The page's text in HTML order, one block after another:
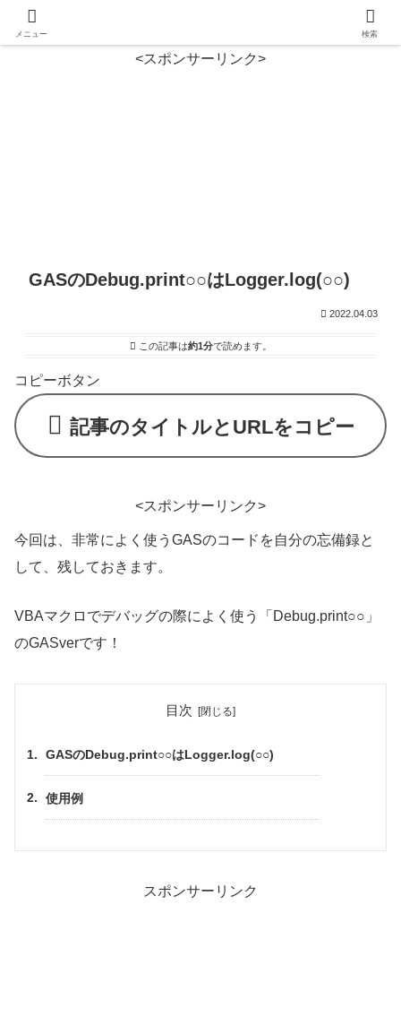
<スポンサーリンク>
GASのDebug.print○○はLogger.log(○○)
2022.04.03
この記事は約1分で読めます。
コピーボタン
記事のタイトルとURLをコピー
<スポンサーリンク>
今回は、非常によく使うGASのコードを自分の忘備録と
して、残しておきます。
VBAマクロでデバッグの際によく使う「Debug.print○○」
のGASverです！
目次
GASのDebug.print○○はLogger.log(○○)
使用例
スポンサーリンク
メニュー 検索